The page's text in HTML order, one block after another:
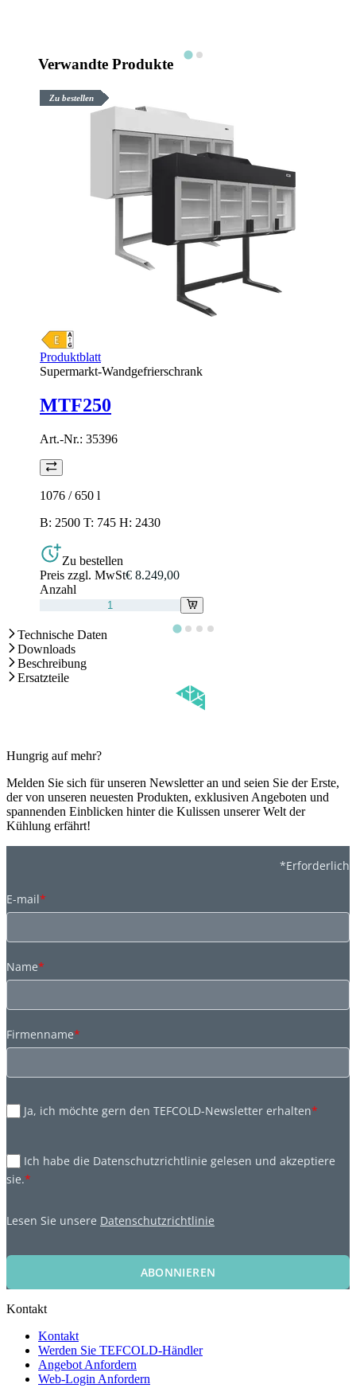
Verwandte Produkte
Zu bestellen
Produktblatt
Supermarkt-Wandgefrierschrank
MTF250
Art.-Nr.: 35396
1076 / 650 l
B: 2500 T: 745 H: 2430
Zu bestellen
Preis zzgl. MwSt€ 8.249,00
Anzahl
Technische Daten
Downloads
Beschreibung
Ersatzteile
Hungrig auf mehr?
Melden Sie sich für unseren Newsletter an und seien Sie der Erste,
der von unseren neuesten Produkten, exklusiven Angeboten und
spannenden Einblicken hinter die Kulissen unserer Welt der
Kühlung erfährt!
*Erforderlich
E-mail*
Name*
Firmenname*
Ja, ich möchte gern den TEFCOLD-Newsletter erhalten*
Ich habe die Datenschutzrichtlinie gelesen und akzeptiere
sie.*
Lesen Sie unsere Datenschutzrichtlinie
ABONNIEREN
Kontakt
Kontakt
Werden Sie TEFCOLD-Händler
Angebot Anfordern
Web-Login Anfordern